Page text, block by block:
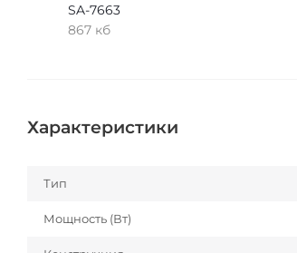
SA-7663
867 кб
Характеристики
Тип
Мощность (Вт)